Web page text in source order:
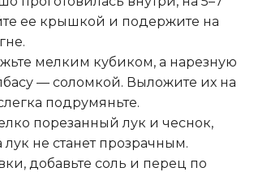
ее крышкой и подержите на
мелким кубиком, а нарезную
— соломкой. Выложите их на
подрумяньте.
порезанный лук и чеснок,
лук не станет прозрачным.
добавьте соль и перец по